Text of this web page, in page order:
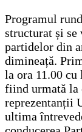
Programul
structurat și se
partidelor din
dimineață.
la ora 11.00
fiind urmată la
reprezentanții
ultima